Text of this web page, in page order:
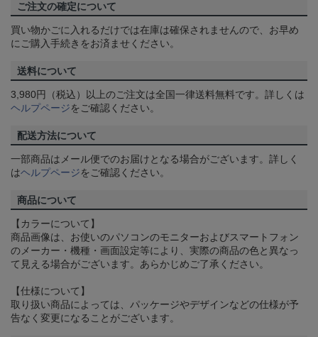
ご注文の確定について
買い物かごに入れるだけでは在庫は確保されませんので、お早め
にご購入手続きをお済ませください。
送料について
3,980円（税込）以上のご注文は全国一律送料無料です。詳しくは
ヘルプページをご確認ください。
配送方法について
一部商品はメール便でのお届けとなる場合がございます。詳しく
はヘルプページをご確認ください。
商品について
【カラーについて】
商品画像は、お使いのパソコンのモニターおよびスマートフォン
のメーカー・機種・画面設定等により、実際の商品の色と異なっ
て見える場合がございます。あらかじめご了承ください。
【仕様について】
取り扱い商品によっては、パッケージやデザインなどの仕様が予
告なく変更になることがございます。